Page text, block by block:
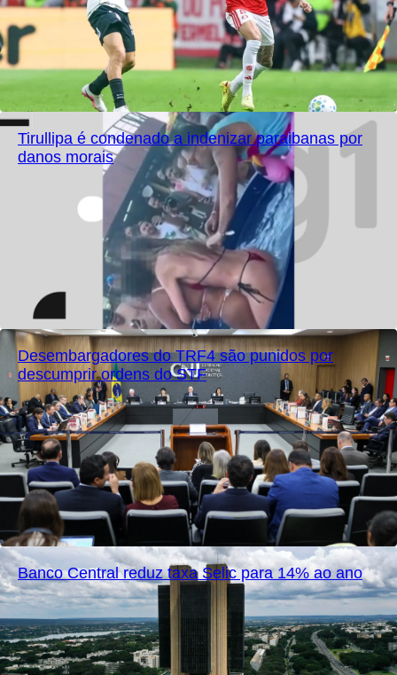
Tirullipa é condenado a indenizar paraibanas por
danos morais
Desembargadores do TRF4 são punidos por
descumprir ordens do STF
Banco Central reduz taxa Selic para 14% ao ano